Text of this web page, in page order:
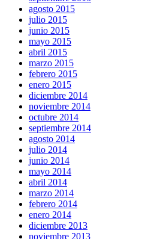
agosto 2015
julio 2015
junio 2015
mayo 2015
abril 2015
marzo 2015
febrero 2015
enero 2015
diciembre 2014
noviembre 2014
octubre 2014
septiembre 2014
agosto 2014
julio 2014
junio 2014
mayo 2014
abril 2014
marzo 2014
febrero 2014
enero 2014
diciembre 2013
noviembre 2013